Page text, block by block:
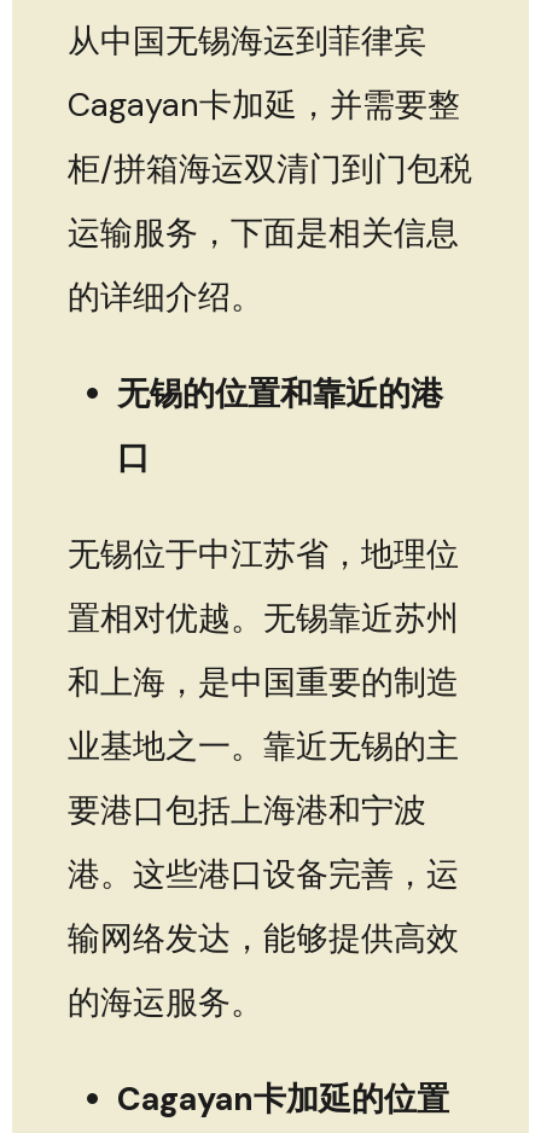
从中国无锡海运到菲律宾
Cagayan卡加延，并需要整
柜/拼箱海运双清门到门包税
运输服务，下面是相关信息
的详细介绍。
无锡的位置和靠近的港
口
无锡位于中江苏省，地理位
置相对优越。无锡靠近苏州
和上海，是中国重要的制造
业基地之一。靠近无锡的主
要港口包括上海港和宁波
港。这些港口设备完善，运
输网络发达，能够提供高效
的海运服务。
Cagayan卡加延的位置